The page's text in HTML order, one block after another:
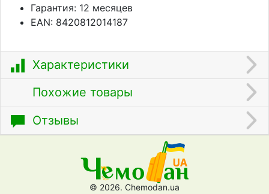
Гарантия: 12 месяцев
EAN: 8420812014187
Характеристики
Похожие товары
Отзывы
© 2026. Chemodan.ua